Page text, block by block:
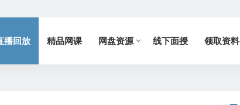
播回放 精品网课 网盘资源 线下面授 领取资料